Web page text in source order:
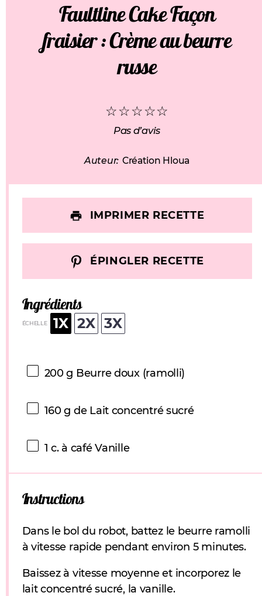
Faultline Cake Façon
fraisier : Crème au beurre
russe
☆
☆
☆
☆
☆
Pas d’avis
Auteur: Création Hloua
IMPRIMER RECETTE
ÉPINGLER RECETTE
Ingrédients
ÉCHELLE 1X 2X 3X
200 g Beurre doux (ramolli)
160 g de Lait concentré sucré
1 c. à café Vanille
Instructions
Dans le bol du robot, battez le beurre ramolli
à vitesse rapide pendant environ 5 minutes.
Baissez à vitesse moyenne et incorporez le
lait concentré sucré, la vanille.